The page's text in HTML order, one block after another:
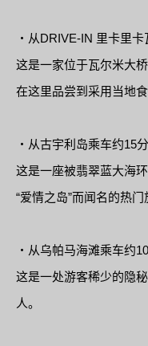
・从DRIVE-IN 里卡里
这是一家位于瓦尔米大
在这里品尝到采用当地
・从古宇利岛乘车约15
这是一座被翡翠蓝大海
“爱情之岛”而闻名的热门
・从乌帕马海滩乘车约
这是一处游客稀少的隐
人。